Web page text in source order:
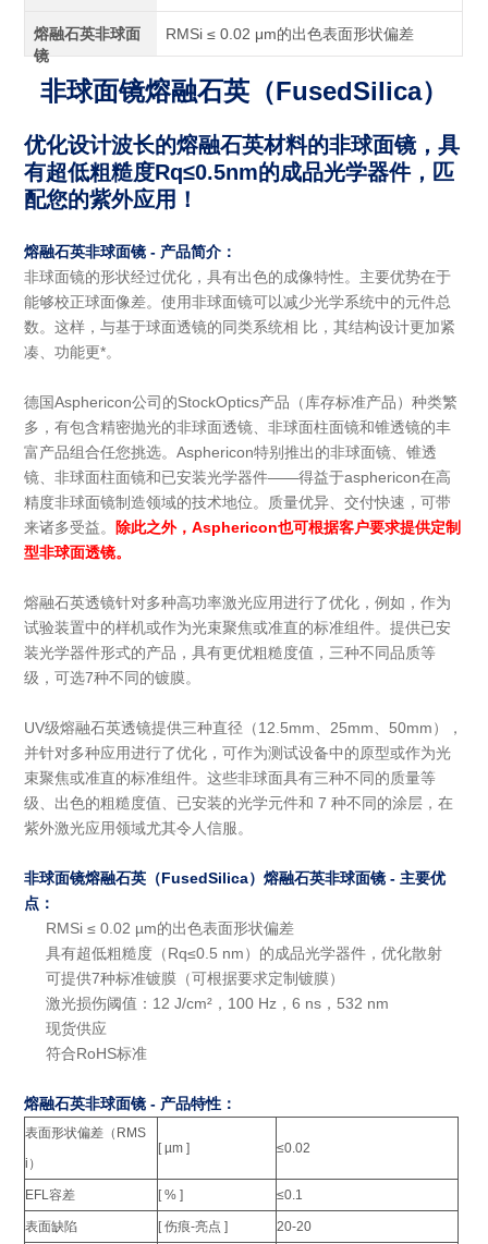
熔融石英非球面
镜
RMSi ≤ 0.02 μm的出色表面形状偏差
非球面镜熔融石英 （FusedSilica）
优化设计波长的熔融石英材料的非球面镜，具
有超低粗糙度Rq≤0.5nm的成品光学器件，匹
配您的紫外应用！
熔融石英非球面镜 - 产品简介：
非球面镜的形状经过优化，具有出色的成像特性。主要优势在于
能够校正球面像差。使用非球面镜可以减少光学系统中的元件总
数。这样，与基于球面透镜的同类系统相 比，其结构设计更加紧
凑、功能更*。
德国Asphericon公司的StockOptics产品（库存标准产品）种类繁
多，有包含精密抛光的非球面透镜、非球面柱面镜和锥透镜的丰
富产品组合任您挑选。Asphericon特别推出的非球面镜、锥透
镜、非球面柱面镜和已安装光学器件——得益于asphericon在高
精度非球面镜制造领域的技术地位。质量优异、交付快速，可带
来诸多受益。 除此之外，Asphericon也可根据客户要求提供定制
型非球面透镜。
熔融石英透镜针对多种高功率激光应用进行了优化，例如，作为
试验装置中的样机或作为光束聚焦或准直的标准组件。提供已安
装光学器件形式的产品，具有更优粗糙度值，三种不同品质等
级，可选7种不同的镀膜。
UV级熔融石英透镜提供三种直径（12.5mm、25mm、50mm），
并针对多种应用进行了优化，可作为测试设备中的原型或作为光
束聚焦或准直的标准组件。这些非球面具有三种不同的质量等
级、出色的粗糙度值、已安装的光学元件和 7 种不同的涂层，在
紫外激光应用领域尤其令人信服。
非球面镜熔融石英 （FusedSilica）熔融石英非球面镜 -主要优
点：
RMSi ≤ 0.02 µm的出色表面形状偏差
具有超低粗糙度（Rq≤0.5 nm）的成品光学器件，优化散射
可提供7种标准镀膜（可根据要求定制镀膜）
激光损伤阈值：12 J/cm²，100 Hz，6 ns，532 nm
现货供应
符合RoHS标准
熔融石英非球面镜 - 产品特性：
表面形状偏差（RMS
i）
[ µm ] ≤0.02
EFL容差 [ % ] ≤0.1
表面缺陷 [ 伤痕-亮点 ] 20-20